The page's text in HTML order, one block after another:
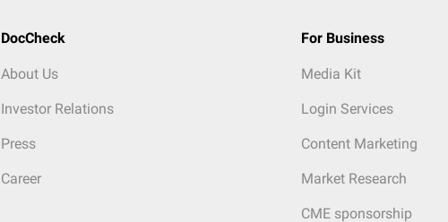
DocCheck
About Us
Investor Relations
Press
Career
For Business
Media Kit
Login Services
Content Marketing
Market Research
CME sponsorship